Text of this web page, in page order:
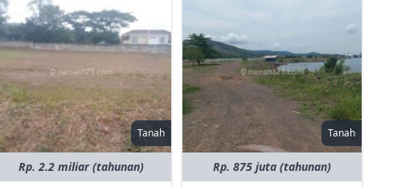
Tanah
Rp. 2.2 miliar (tahunan)
Tanah
Rp. 875 juta (tahunan)